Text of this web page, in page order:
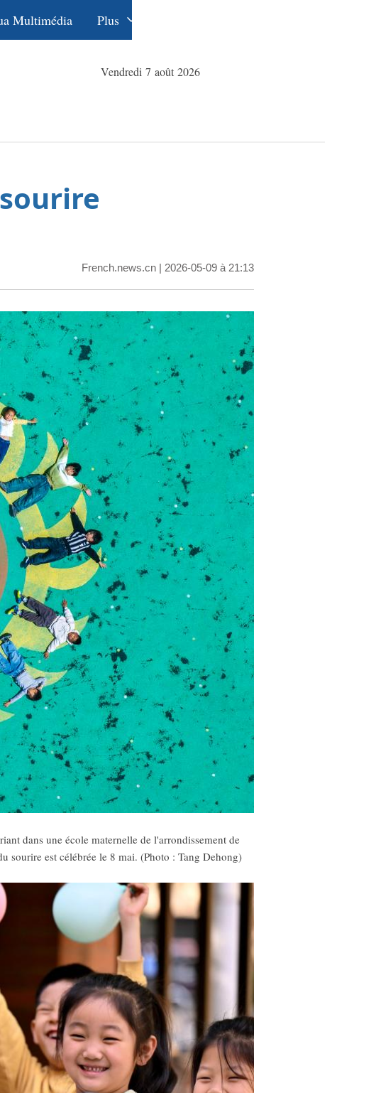
Multimédia Plus
La Ceinture
English
Português
Vendredi 7 août 2026
French.news.cn | 2026-05-09 à 21:13
dans une école maternelle de l'arrondissement de
sourire est célébrée le 8 mai. (Photo : Tang Dehong)